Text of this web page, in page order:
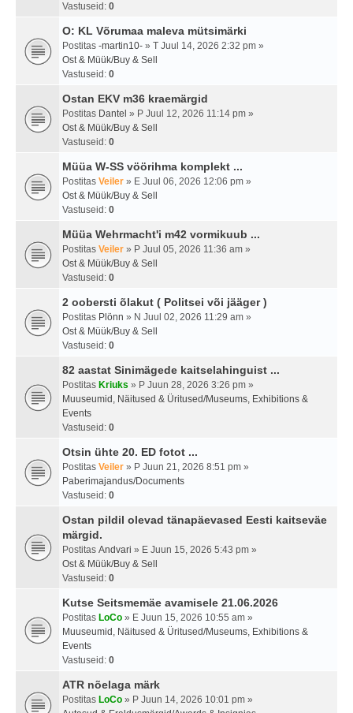
Vastuseid: 0
O: KL Võrumaa maleva mütsimärki
Postitas -martin10- » T Juul 14, 2026 2:32 pm »
Ost & Müük/Buy & Sell
Vastuseid: 0
Ostan EKV m36 kraemärgid
Postitas Dantel » P Juul 12, 2026 11:14 pm »
Ost & Müük/Buy & Sell
Vastuseid: 0
Müüa W-SS vöörihma komplekt ...
Postitas Veiler » E Juul 06, 2026 12:06 pm »
Ost & Müük/Buy & Sell
Vastuseid: 0
Müüa Wehrmacht'i m42 vormikuub ...
Postitas Veiler » P Juul 05, 2026 11:36 am »
Ost & Müük/Buy & Sell
Vastuseid: 0
2 oobersti õlakut ( Politsei või jääger )
Postitas Plönn » N Juul 02, 2026 11:29 am »
Ost & Müük/Buy & Sell
Vastuseid: 0
82 aastat Sinimägede kaitselahinguist ...
Postitas Kriuks » P Juun 28, 2026 3:26 pm »
Muuseumid, Näitused & Üritused/Museums, Exhibitions &
Events
Vastuseid: 0
Otsin ühte 20. ED fotot ...
Postitas Veiler » P Juun 21, 2026 8:51 pm »
Paberimajandus/Documents
Vastuseid: 0
Ostan pildil olevad tänapäevased Eesti kaitseväe
märgid.
Postitas Andvari » E Juun 15, 2026 5:43 pm »
Ost & Müük/Buy & Sell
Vastuseid: 0
Kutse Seitsmemäe avamisele 21.06.2026
Postitas LoCo » E Juun 15, 2026 10:55 am »
Muuseumid, Näitused & Üritused/Museums, Exhibitions &
Events
Vastuseid: 0
ATR nõelaga märk
Postitas LoCo » P Juun 14, 2026 10:01 pm »